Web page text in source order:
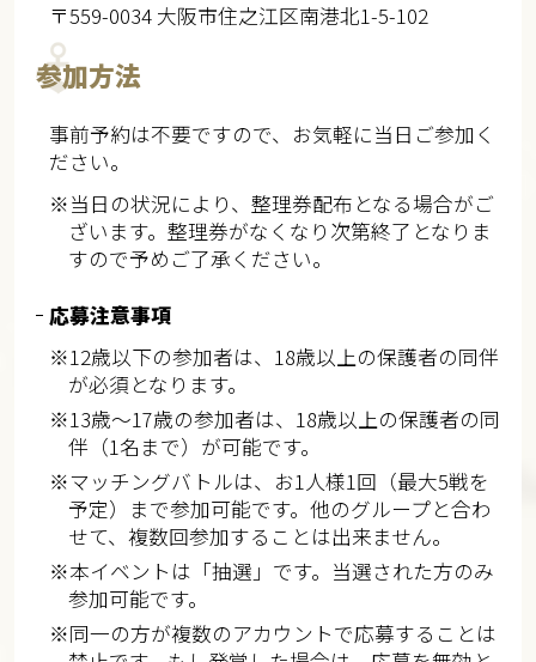
〒559-0034 大阪市住之江区南港北1-5-102
参加方法
事前予約は不要ですので、お気軽に当日ご参加く
ださい。
※当日の状況により、整理券配布となる場合がご
ざいます。整理券がなくなり次第終了となりま
すので予めご了承ください。
応募注意事項
※12歳以下の参加者は、18歳以上の保護者の同伴
が必須となります。
※13歳～17歳の参加者は、18歳以上の保護者の同
伴（1名まで）が可能です。
※マッチングバトルは、お1人様1回（最大5戦を
予定）まで参加可能です。他のグループと合わ
せて、複数回参加することは出来ません。
※本イベントは「抽選」です。当選された方のみ
参加可能です。
※同一の方が複数のアカウントで応募することは